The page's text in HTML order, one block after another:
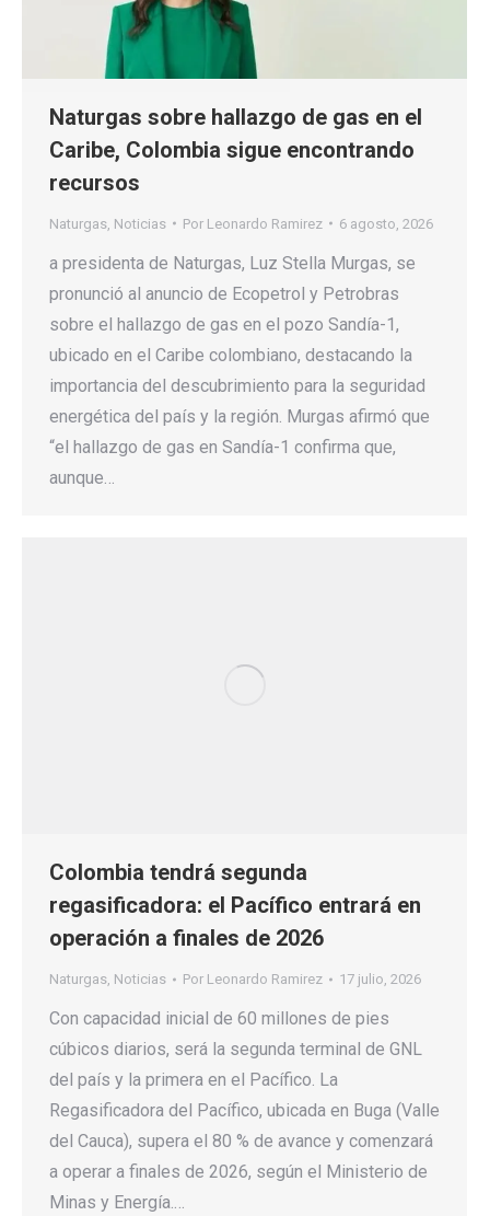
Naturgas sobre hallazgo de gas en el
Caribe, Colombia sigue encontrando
recursos
Naturgas Noticias Por Leonardo Ramirez 6 agosto, 2026
a presidenta de Naturgas, Luz Stella Murgas, se
pronunció al anuncio de Ecopetrol y Petrobras
sobre el hallazgo de gas en el pozo Sandía-1,
ubicado en el Caribe colombiano, destacando la
importancia del descubrimiento para la seguridad
energética del país y la región. Murgas afirmó que
“el hallazgo de gas en Sandía-1 confirma que,
aunque…
Colombia tendrá segunda
regasificadora: el Pacífico entrará en
operación a finales de 2026
Naturgas, Noticias Por Leonardo Ramirez 17 julio, 2026
Con capacidad inicial de 60 millones de pies
cúbicos diarios, será la segunda terminal de GNL
del país y la primera en el Pacífico. La
Regasificadora del Pacífico, ubicada en Buga (Valle
del Cauca), supera el 80 % de avance y comenzará
a operar a finales de 2026, según el Ministerio de
Minas y Energía.…